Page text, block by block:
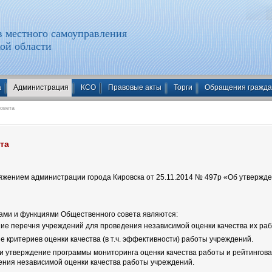
самоуправления
области
Администрация КСО Правовые акты Торги Обращения
администрации города Кировска от 25.11.2014 № 497р «Об
и функциями Общественного совета являются:
перечня учреждений для проведения независимой оценки качества их
критериев оценки качества (в т.ч. эффективности) работы учреждений.
утверждение программы мониторинга оценки качества работы и
независимой оценки качества работы учреждений.